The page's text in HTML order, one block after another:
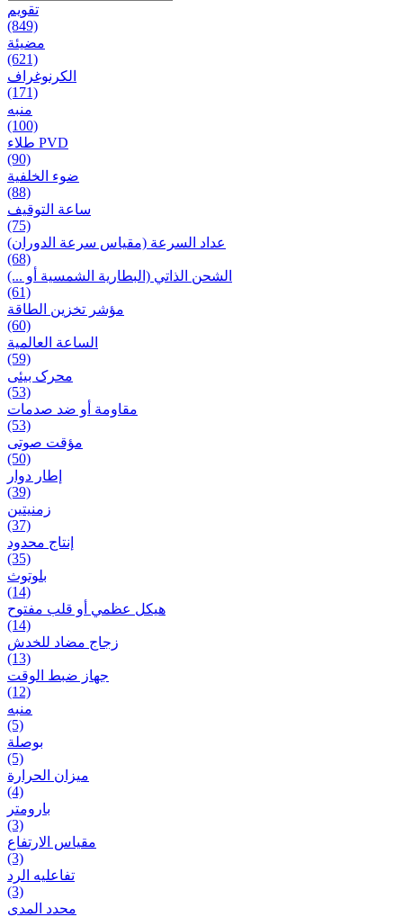
تقويم
(849)
مضيئة
(621)
الكرنوغراف
(171)
منبه
(100)
طلاء PVD
(90)
ضوء الخلفية
(88)
ساعة التوقيف
(75)
عداد السرعة (مقياس سرعة الدوران)
(68)
الشحن الذاتي (البطارية الشمسية أو ...)
(61)
مؤشر تخزين الطاقة
(60)
الساعة العالمية
(59)
محرک بیئی
(53)
مقاومة أو ضد صدمات
(53)
مؤقت صوتی
(50)
إطار دوار
(39)
زمنیتین
(37)
إنتاج محدود
(35)
بلوتوث
(14)
هيكل عظمي أو قلب مفتوح
(14)
زجاج مضاد للخدش
(13)
جهاز ضبط الوقت
(12)
منبه
(5)
بوصلة
(5)
ميزان الحرارة
(4)
بارومتر
(3)
مقياس الارتفاع
(3)
تفاعلیه الرد
(3)
محدد المدى